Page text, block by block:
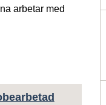
arbetar med